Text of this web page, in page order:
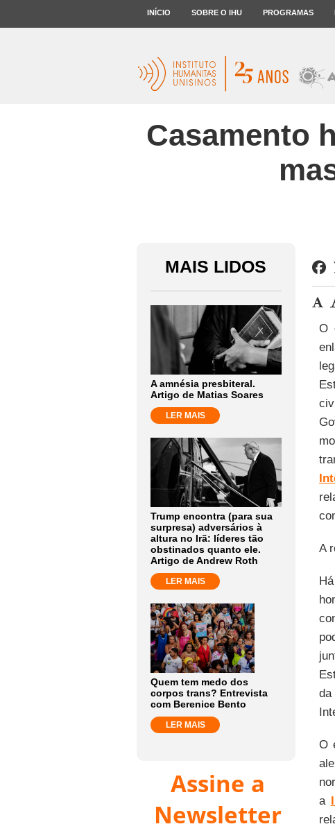
INÍCIO SOBRE O IHU PROGRAMAS
Casamento
MAIS LIDOS
A amnésia presbiteral.
Artigo de Matias Soares
LER MAIS
Trump encontra (para sua
surpresa) adversários à
altura no Irã: líderes tão
obstinados quanto ele.
Artigo de Andrew Roth
LER MAIS
Quem tem medo dos
corpos trans? Entrevista
com Berenice Bento
LER MAIS
Assine a
Newsletter
O
A
O
a